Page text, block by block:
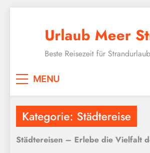
Urlaub Meer
Beste Reisezeit für Strandurlaub
MENU
Kategorie: Städtereise
Städtereisen – Erlebe die Vielfalt